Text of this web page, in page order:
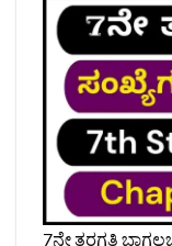
7ನೇ ತರಗತಿ